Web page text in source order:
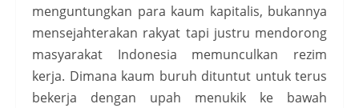
menguntungkan para kaum kapitalis, bukannya
mensejahterakan rakyat tapi justru mendorong
masyarakat Indonesia memunculkan rezim
kerja. Dimana kaum buruh dituntut untuk terus
bekerja dengan upah menukik ke bawah